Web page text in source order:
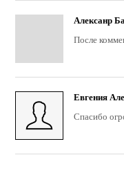
Алексанр
После
Евгения
Спасибо